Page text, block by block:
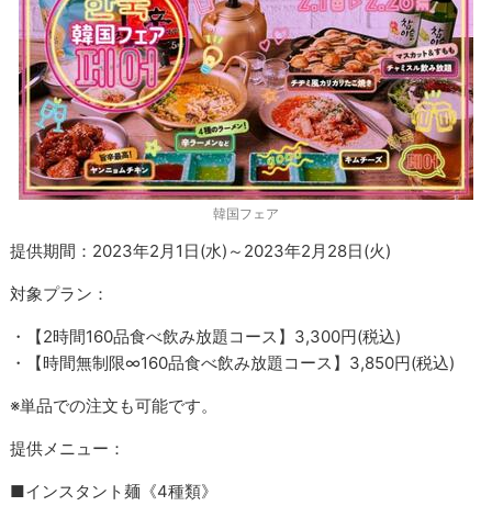
韓国フェア
提供期間：2023年2月1日(水)～2023年2月28日(火)
対象プラン：
・【2時間160品食べ飲み放題コース】3,300円(税込)
・【時間無制限∞160品食べ飲み放題コース】3,850円(税込)
※単品での注文も可能です。
提供メニュー：
■インスタント麺《4種類》